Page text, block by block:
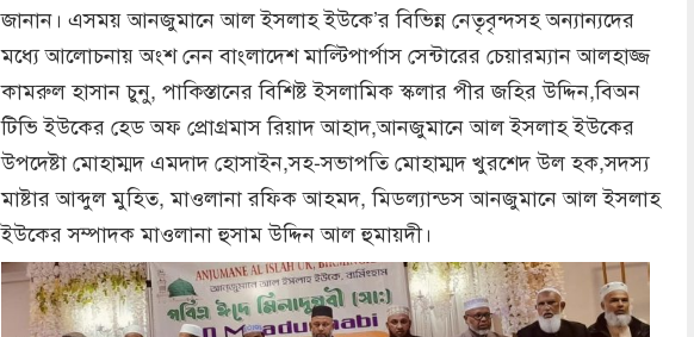
জানান। এসময় আনজুমানে আল ইসলাহ ইউকে’র বিভিন্ন নেতৃবৃন্দসহ অন্যান্যদের
মধ্যে আলোচনায় অংশ নেন বাংলাদেশ মাল্টিপার্পাস সেন্টারের চেয়ারম্যান আলহাজ্জ
কামরুল হাসান চুনু, পাকিস্তানের বিশিষ্ট ইসলামিক স্কলার পীর জহির উদ্দিন,বিঅন
টিভি ইউকের হেড অফ প্রোগ্রমাস রিয়াদ আহাদ,আনজুমানে আল ইসলাহ ইউকের
উপদেষ্টা মোহাম্মদ এমদাদ হোসাইন,সহ-সভাপতি মোহাম্মদ খুরশেদ উল হক,সদস্য
মাষ্টার আব্দুল মুহিত, মাওলানা রফিক আহমদ, মিডল্যান্ডস আনজুমানে আল ইসলাহ
ইউকের সম্পাদক মাওলানা হুসাম উদ্দিন আল হুমায়দী।